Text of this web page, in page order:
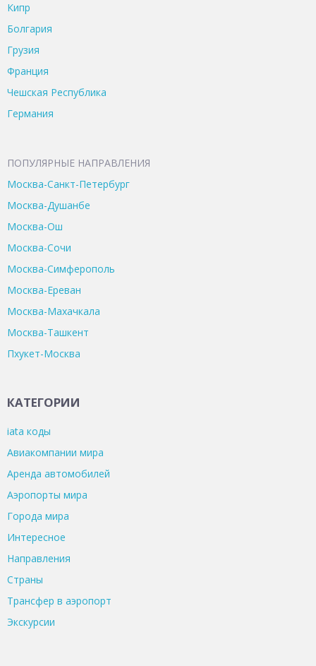
Кипр
Болгария
Грузия
Франция
Чешская Республика
Германия
ПОПУЛЯРНЫЕ НАПРАВЛЕНИЯ
Москва-Санкт-Петербург
Москва-Душанбе
Москва-Ош
Москва-Сочи
Москва-Симферополь
Москва-Ереван
Москва-Махачкала
Москва-Ташкент
Пхукет-Москва
КАТЕГОРИИ
iata коды
Авиакомпании мира
Аренда автомобилей
Аэропорты мира
Города мира
Интересное
Направления
Страны
Трансфер в аэропорт
Экскурсии